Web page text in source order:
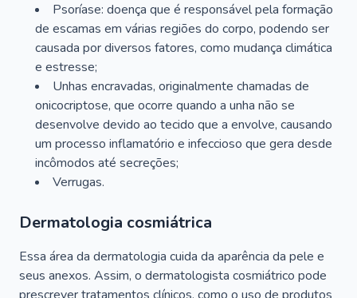
Psoríase: doença que é responsável pela formação
de escamas em várias regiões do corpo, podendo ser
causada por diversos fatores, como mudança climática
e estresse;
Unhas encravadas, originalmente chamadas de
onicocriptose, que ocorre quando a unha não se
desenvolve devido ao tecido que a envolve, causando
um processo inflamatório e infeccioso que gera desde
incômodos até secreções;
Verrugas.
Dermatologia cosmiátrica
Essa área da dermatologia cuida da aparência da pele e
seus anexos. Assim, o dermatologista cosmiátrico pode